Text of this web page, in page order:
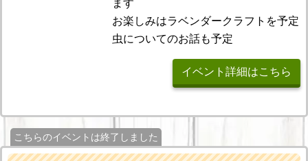
ます
お楽しみはラベンダークラフトを予定
虫についてのお話も予定
イベント詳細はこちら
こちらのイベントは終了しました